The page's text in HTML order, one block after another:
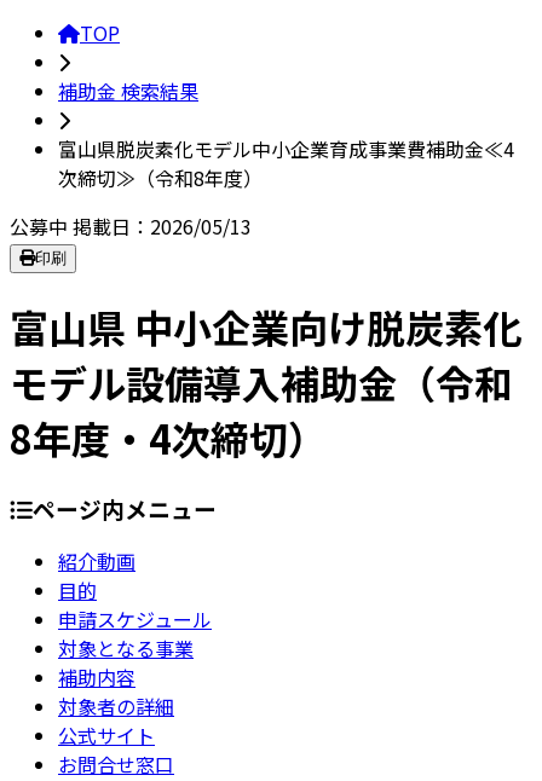
TOP
補助金 検索結果
富山県脱炭素化モデル中小企業育成事業費補助金≪4
次締切≫（令和8年度）
公募中 掲載日：2026/05/13
印刷
富山県 中小企業向け脱炭素化
モデル設備導入補助金（令和
8年度・4次締切）
ページ内メニュー
紹介動画
目的
申請スケジュール
対象となる事業
補助内容
対象者の詳細
公式サイト
お問合せ窓口